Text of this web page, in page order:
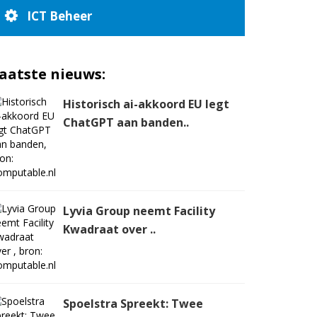
ICT Beheer
nieuws:
Historisch ai-akkoord EU legt
ChatGPT aan banden..
Lyvia Group neemt Facility
Kwadraat over ..
Spoelstra Spreekt: Twee